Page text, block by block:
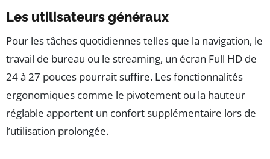
Les utilisateurs généraux
Pour les tâches quotidiennes telles que la navigation, le
travail de bureau ou le streaming, un écran Full HD de
24 à 27 pouces pourrait suffire. Les fonctionnalités
ergonomiques comme le pivotement ou la hauteur
réglable apportent un confort supplémentaire lors de
l’utilisation prolongée.